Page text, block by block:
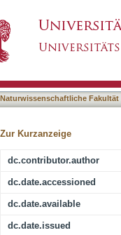
Fakultät
Zur Kurzanzeige
dc.contributor.author
dc.date.accessioned
dc.date.available
dc.date.issued